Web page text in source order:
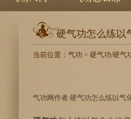
硬气功怎么练以
当前位置： 气功 > 硬气功/硬气
气功网作者:硬气功怎么练以气